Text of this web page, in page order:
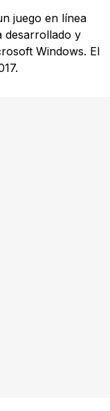
juego en línea
desarrollado y
Windows. El